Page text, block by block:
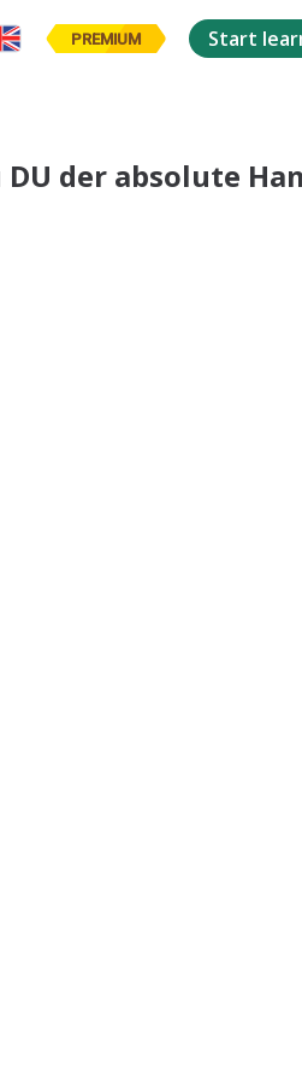
PREMIUM Start
der absolute